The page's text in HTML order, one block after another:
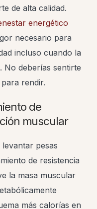
de alta calidad.
energético
necesario para
incluso cuando la
No deberías sentirte
rendir.
de
muscular
pesas
de resistencia
la masa muscular
más calorías en